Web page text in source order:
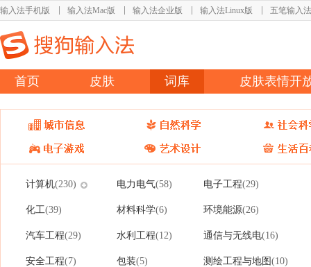
输入法手机版 输入法Mac版 输入法企业版 输入法Linux版 五笔输入法
首页 皮肤 词库 皮肤表情开
计算机(230) 电力电气(58) 电子工程(29)
化工(39) 材料科学(6) 环境能源(26)
汽车工程(29) 水利工程(12) 通信与无线电(16)
安全工程(7) 包装(5) 测绘工程与地图(10)